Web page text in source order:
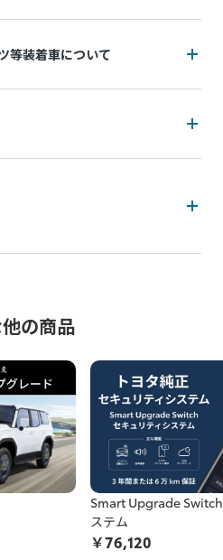
等装着車について
は都度お客様と連絡を取りなが
通常以上になる場合がございま
なくなる、部品が劣化等で壊れ
標準施工以外の装着品の脱着な
ます。
することになった場合、所定の
。
ください。
生する可能性がございます。
通常以上になる場合がございま
くなる、部品が劣化等で壊れて
ている方は こちらの注意喚起も
することになった場合、所定の
・ドアミラー・スポイラーなど
合車の例を確認する
の商品
Smart Upgrade
ステム
￥76,120